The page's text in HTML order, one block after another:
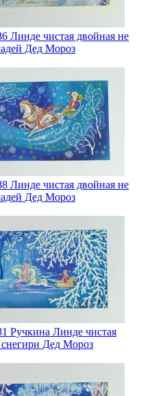
чистая двойная не
Дед Мороз
чистая двойная не
Дед Мороз
Ручкина Линде чистая
снегири Дед Мороз